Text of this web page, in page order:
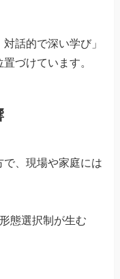
話的で深い学び」
づけています。
、現場や家庭には
態選択制が生む